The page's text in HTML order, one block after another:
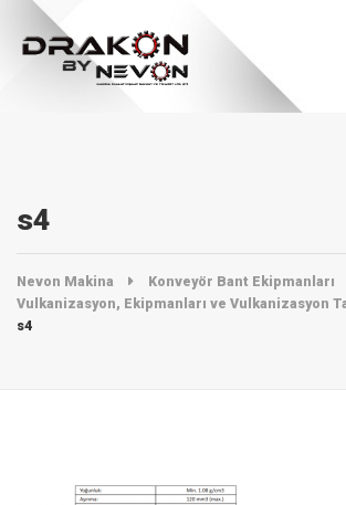
s4
Nevon Makina Konveyör Bant Ekipmanları
Vulkanizasyon, Ekipmanları ve Vulkanizasyon
s4